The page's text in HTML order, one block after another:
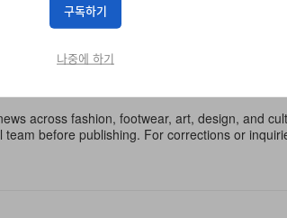
across fashion, footwear, art, design, and
before publishing. For corrections or
구독하기
나중에 하기